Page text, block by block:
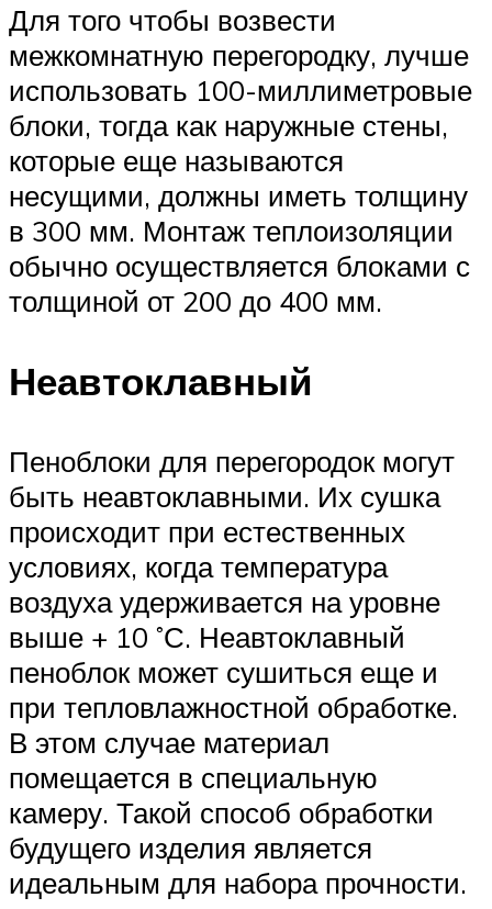
Для того чтобы возвести
межкомнатную перегородку, лучше
использовать 100-миллиметровые
блоки, тогда как наружные стены,
которые еще называются
несущими, должны иметь толщину
в 300 мм. Монтаж теплоизоляции
обычно осуществляется блоками с
толщиной от 200 до 400 мм.
Неавтоклавный
Пеноблоки для перегородок могут
быть неавтоклавными. Их сушка
происходит при естественных
условиях, когда температура
воздуха удерживается на уровне
выше + 10 ˚С. Неавтоклавный
пеноблок может сушиться еще и
при тепловлажностной обработке.
В этом случае материал
помещается в специальную
камеру. Такой способ обработки
будущего изделия является
идеальным для набора прочности.